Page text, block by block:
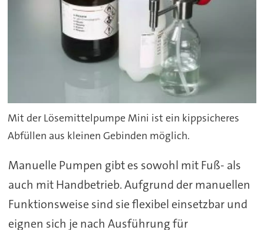
Mit der Lösemittelpumpe Mini ist ein kippsicheres
Abfüllen aus kleinen Gebinden möglich.
Manuelle Pumpen gibt es sowohl mit Fuß- als
auch mit Handbetrieb. Aufgrund der manuellen
Funktionsweise sind sie flexibel einsetzbar und
eignen sich je nach Ausführung für